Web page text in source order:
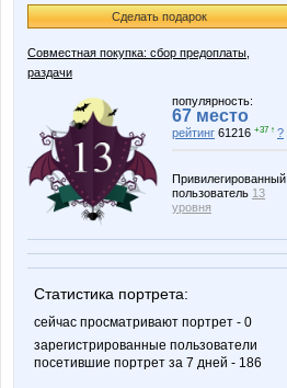
Сделать подарок
Совместная покупка: сбор предоплаты,
раздачи
популярность:
67 место
рейтинг 61216 +37 ↑ ?
Привилегированный
пользователь 13
уровня
Статистика портрета:
сейчас просматривают портрет - 0
зарегистрированные пользователи
посетившие портрет за 7 дней - 186